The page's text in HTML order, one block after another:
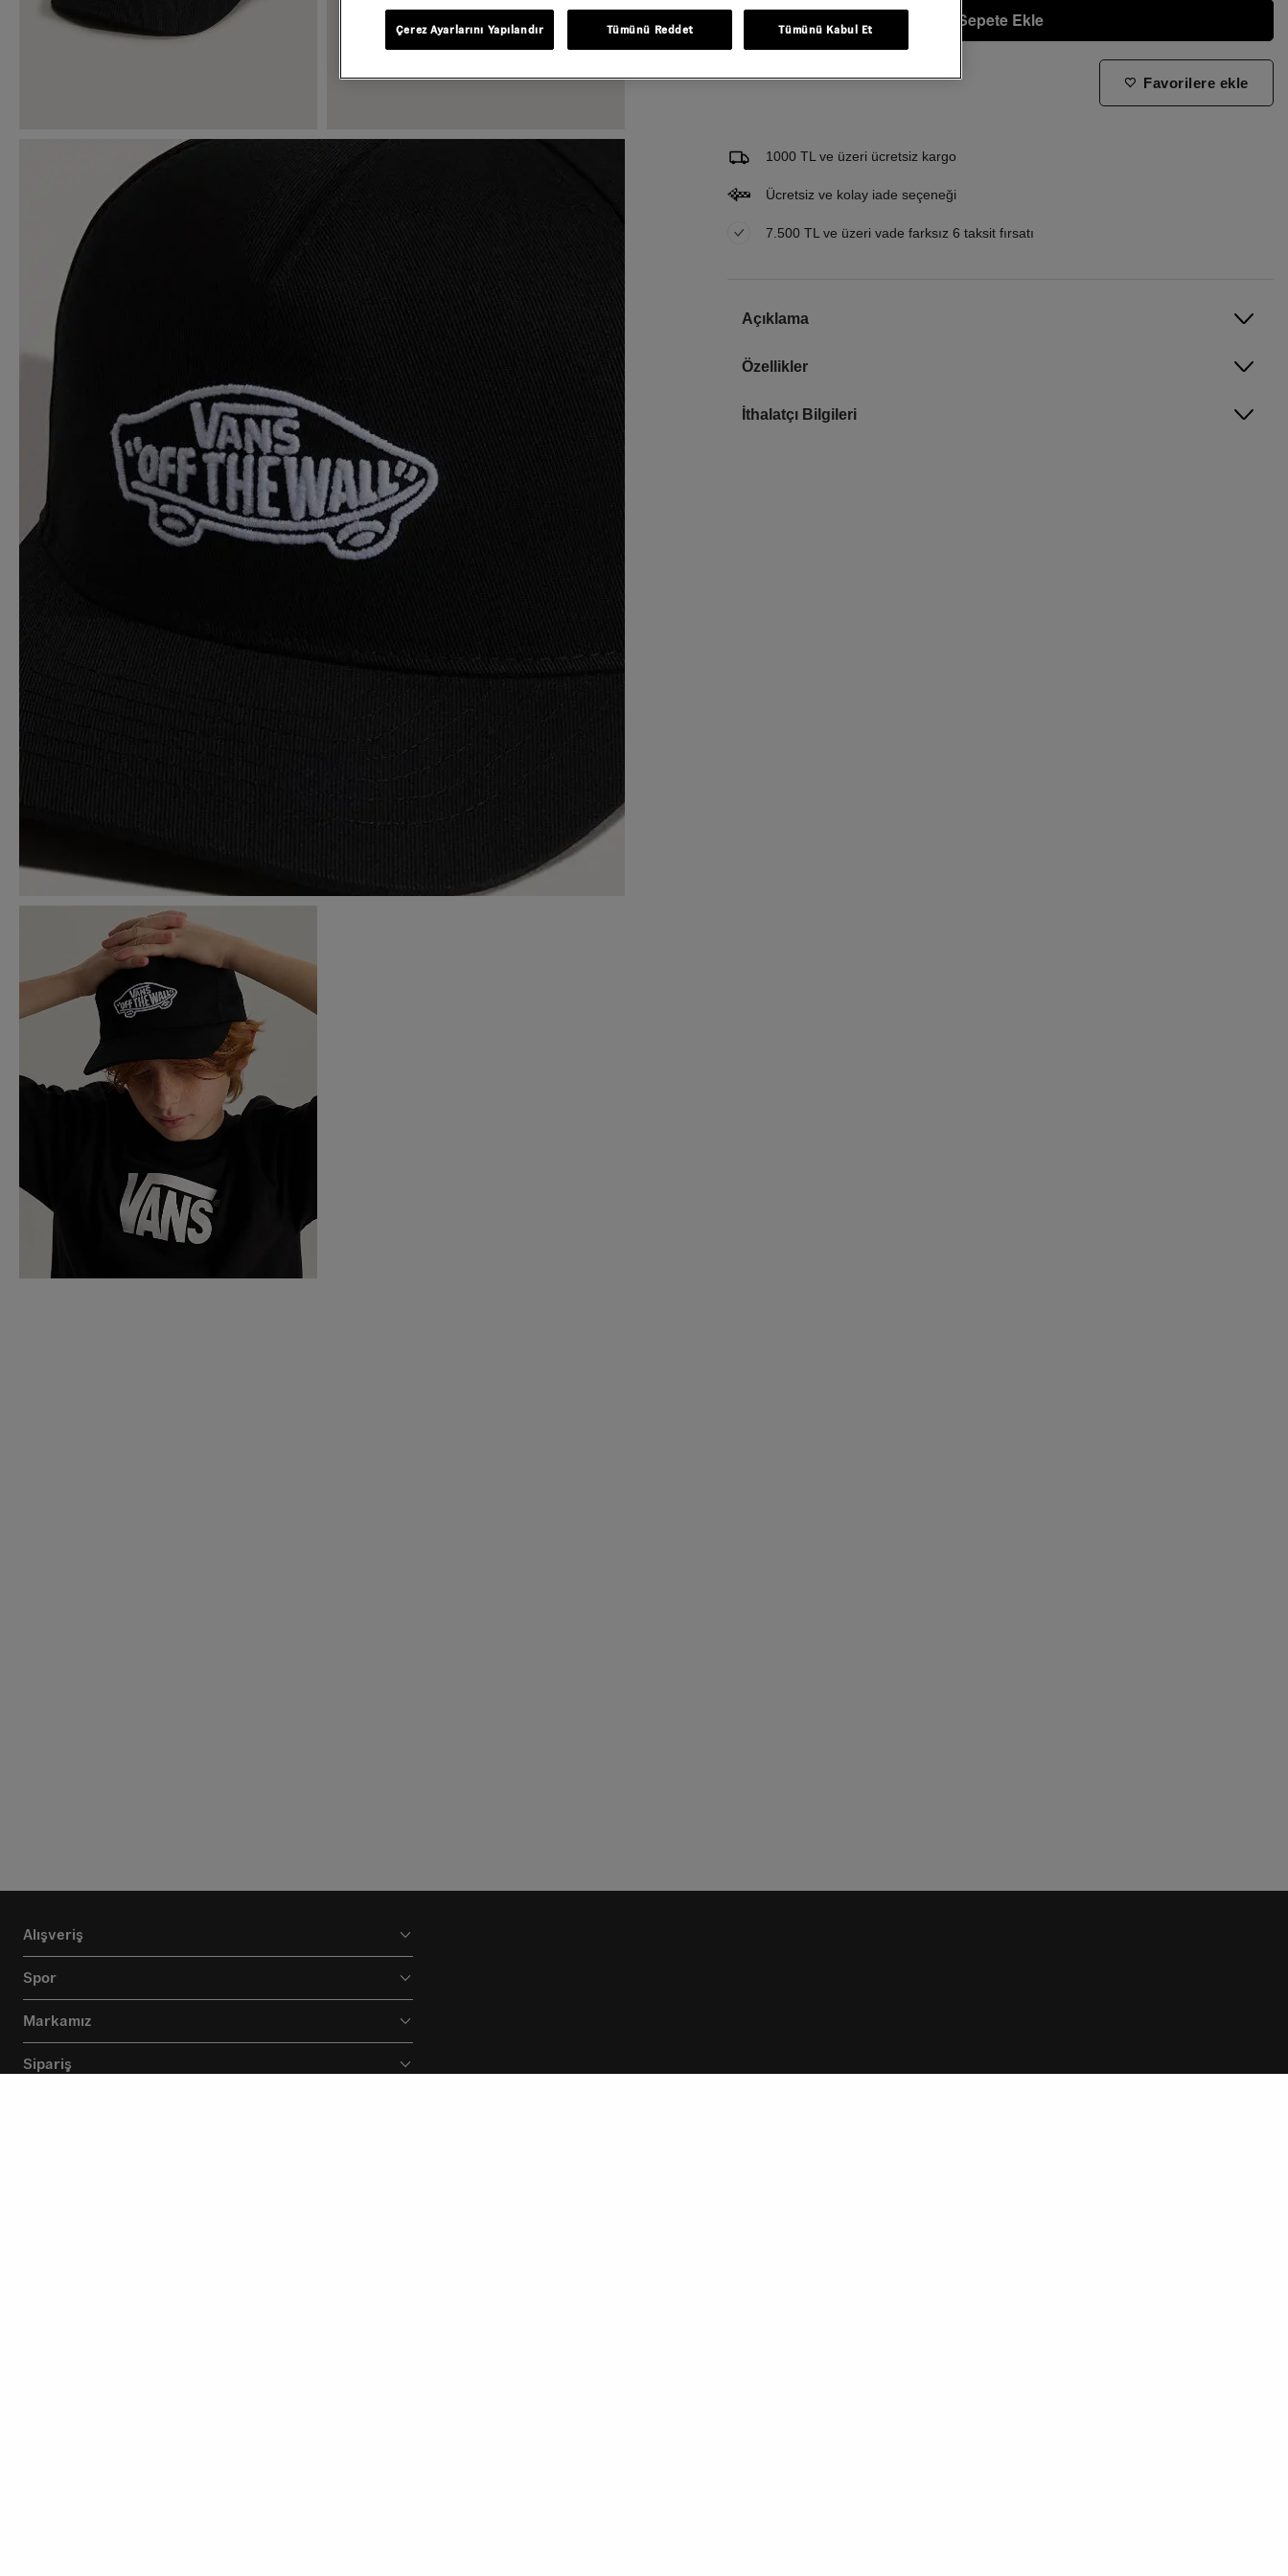
Sepete Ekle
Gelince Haber Ver
Email Adresi
Favorilere ekle
1000 TL ve üzeri ücretsiz kargo
Ücretsiz ve kolay iade seçeneği
7.500 TL ve üzeri vade farksız 6 taksit fırsatı
Açıklama
Özellikler
İthalatçı Bilgileri
Alışveriş
Spor
Markamız
Sipariş
Tümünü Reddet Tümünü Kabul Et
Çerez Ayarlarını Yapılandır